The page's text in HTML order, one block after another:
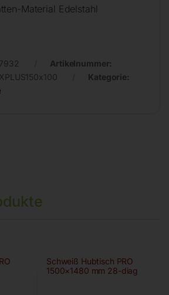
Material Edelstahl
Artikelnummer:
Kategorie:
Schweiß Hubtisch PRO
1500×1480 mm 28-diag